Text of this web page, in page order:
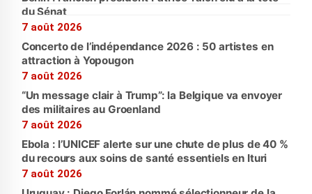
du Sénat
7 août 2026
Concerto de l’indépendance 2026 : 50 artistes en
attraction à Yopougon
7 août 2026
“Un message clair à Trump”: la Belgique va envoyer
des militaires au Groenland
7 août 2026
Ebola : l’UNICEF alerte sur une chute de plus de 40 %
du recours aux soins de santé essentiels en Ituri
7 août 2026